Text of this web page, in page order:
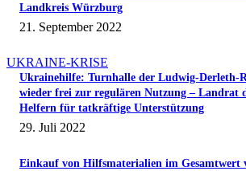
Landkreis Würzburg
21. September 2022
UKRAINE-KRISE
Ukrainehilfe: Turnhalle der Ludwig-Derleth-
wieder frei zur regulären Nutzung – Landrat
Helfern für tatkräftige Unterstützung
29. Juli 2022
Einkauf von Hilfsmaterialien im Gesamtwert